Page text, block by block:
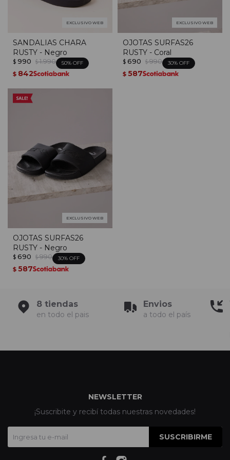
EXCLUSIVO WEB
SANDALIAS CHARA
RUSTY - Negro
$ 990 $ 1.990 50
$ 842
EXCLUSIVO WEB
OJOTAS SURFAS26
RUSTY - Coral
$ 690 $ 990 30
$ 587
EXCLUSIVO WEB
OJOTAS SURFAS26
RUSTY - Negro
$ 690 $ 990 30
$ 587
8 tiendas
en todo el pais
Envios
a todo el país
NEWSLETTER
¡Suscribite y recibí todas nuestras novedades!
SUSCRIBIRME